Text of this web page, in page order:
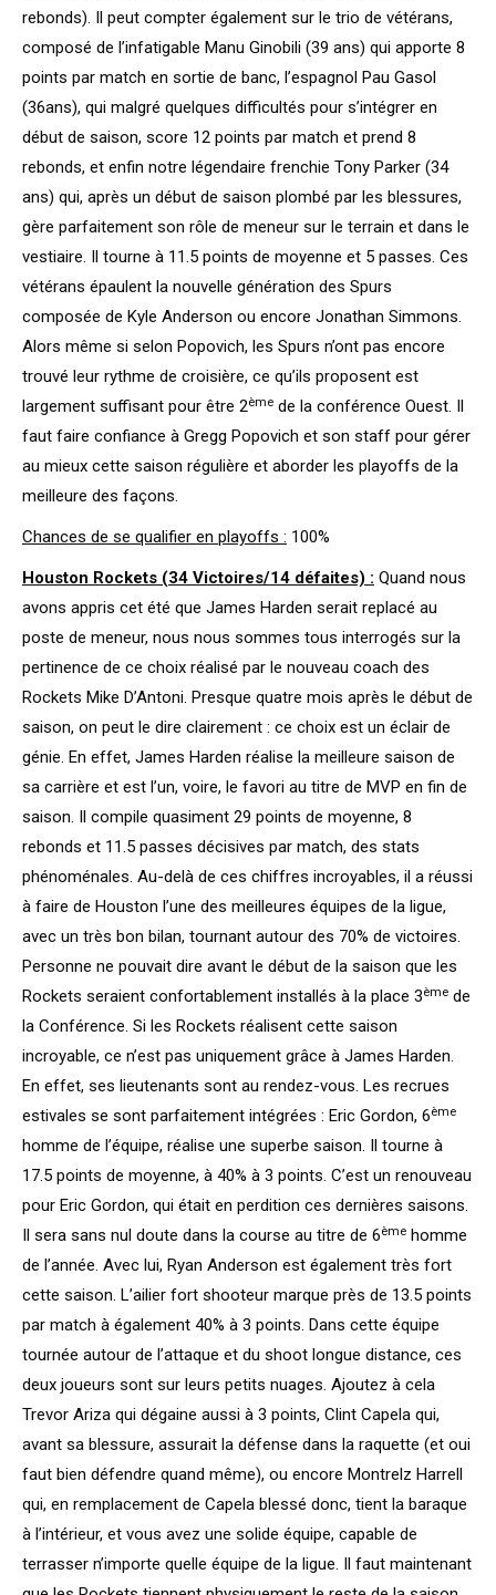
rebonds). Il peut compter également sur le trio de vétérans,
composé de l’infatigable Manu Ginobili (39 ans) qui apporte 8
points par match en sortie de banc, l’espagnol Pau Gasol
(36ans), qui malgré quelques difficultés pour s’intégrer en
début de saison, score 12 points par match et prend 8
rebonds, et enfin notre légendaire frenchie Tony Parker (34
ans) qui, après un début de saison plombé par les blessures,
gère parfaitement son rôle de meneur sur le terrain et dans le
vestiaire. Il tourne à 11.5 points de moyenne et 5 passes. Ces
vétérans épaulent la nouvelle génération des Spurs
composée de Kyle Anderson ou encore Jonathan Simmons.
Alors même si selon Popovich, les Spurs n’ont pas encore
trouvé leur rythme de croisière, ce qu’ils proposent est
largement suffisant pour être 2ème de la conférence Ouest. Il
faut faire confiance à Gregg Popovich et son staff pour gérer
au mieux cette saison régulière et aborder les playoffs de la
meilleure des façons.
Chances de se qualifier en playoffs : 100%
Houston Rockets (34 Victoires/14 défaites) : Quand nous
avons appris cet été que James Harden serait replacé au
poste de meneur, nous nous sommes tous interrogés sur la
pertinence de ce choix réalisé par le nouveau coach des
Rockets Mike D’Antoni. Presque quatre mois après le début de
saison, on peut le dire clairement : ce choix est un éclair de
génie. En effet, James Harden réalise la meilleure saison de
sa carrière et est l’un, voire, le favori au titre de MVP en fin de
saison. Il compile quasiment 29 points de moyenne, 8
rebonds et 11.5 passes décisives par match, des stats
phénoménales. Au-delà de ces chiffres incroyables, il a réussi
à faire de Houston l’une des meilleures équipes de la ligue,
avec un très bon bilan, tournant autour des 70% de victoires.
Personne ne pouvait dire avant le début de la saison que les
Rockets seraient confortablement installés à la place 3ème de
la Conférence. Si les Rockets réalisent cette saison
incroyable, ce n’est pas uniquement grâce à James Harden.
En effet, ses lieutenants sont au rendez-vous. Les recrues
estivales se sont parfaitement intégrées : Eric Gordon, 6ème
homme de l’équipe, réalise une superbe saison. Il tourne à
17.5 points de moyenne, à 40% à 3 points. C’est un renouveau
pour Eric Gordon, qui était en perdition ces dernières saisons.
Il sera sans nul doute dans la course au titre de 6ème homme
de l’année. Avec lui, Ryan Anderson est également très fort
cette saison. L’ailier fort shooteur marque près de 13.5 points
par match à également 40% à 3 points. Dans cette équipe
tournée autour de l’attaque et du shoot longue distance, ces
deux joueurs sont sur leurs petits nuages. Ajoutez à cela
Trevor Ariza qui dégaine aussi à 3 points, Clint Capela qui,
avant sa blessure, assurait la défense dans la raquette (et oui
faut bien défendre quand même), ou encore Montrelz Harrell
qui, en remplacement de Capela blessé donc, tient la baraque
à l’intérieur, et vous avez une solide équipe, capable de
terrasser n’importe quelle équipe de la ligue. Il faut maintenant